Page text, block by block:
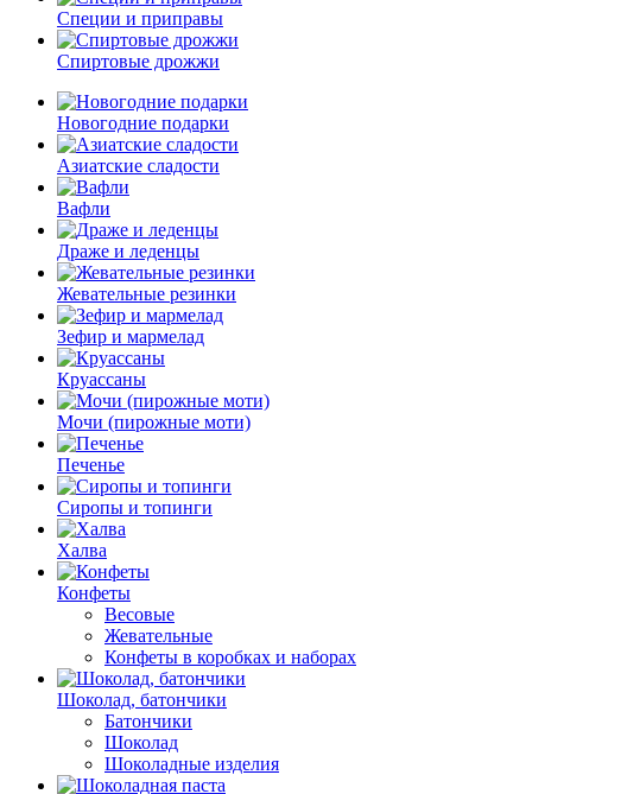
Специи и приправы
Спиртовые дрожжи
Новогодние подарки
Азиатские сладости
Вафли
Драже и леденцы
Жевательные резинки
Зефир и мармелад
Круассаны
Мочи (пирожные моти)
Печенье
Сиропы и топинги
Халва
Конфеты
Весовые
Жевательные
Конфеты в коробках и наборах
Шоколад, батончики
Батончики
Шоколад
Шоколадные изделия